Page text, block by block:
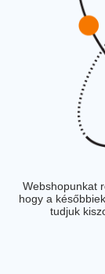
Webshopunkat
hogy a
tudjuk